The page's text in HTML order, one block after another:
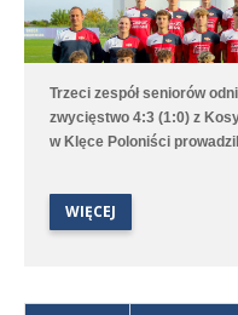
Trzeci zespół seniorów
zwycięstwo 4:3 (1:0) z
w Klęce Poloniści
Oleksii Steblin oraz Mikołaj
WIĘCEJ